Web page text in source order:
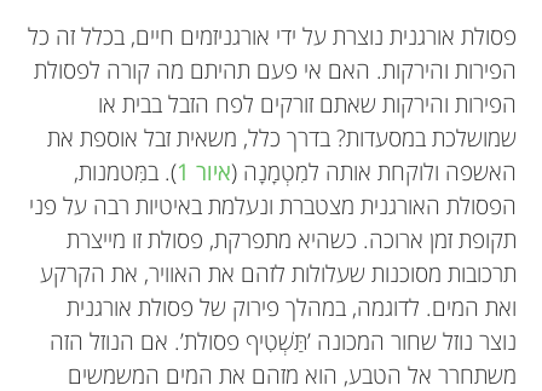
פסולת אורגנית נוצרת על ידי אורגניזמים חיים, בכלל זה כל
הפירות והירקות. האם אי פעם תהיתם מה קורה לפסולת
הפירות והירקות שאתם זורקים לפח הזבל בבית או
שמושלכת במסעדות? בדרך כלל, משאית זבל אוספת את
האשפה ולוקחת אותה למִטְמָנָה (איור 1 ). במִּטמנות,
הפסולת האורגנית מצטברת ונעלמת באיטיות רבה על פני
תקופת זמן ארוכה. כשהיא מתפרקת, פסולת זו מייצרת
תרכובות מסוכנות שעלולות לזהם את האוויר, את הקרקע
ואת המים. לדוגמה, במהלך פירוק של פסולת אורגנית
נוצר נוזל שחור המכונה ’תַּשְׁטִיף פסולת’. אם הנוזל הזה
משתחרר אל הטבע, הוא מזהם את המים המשמשים